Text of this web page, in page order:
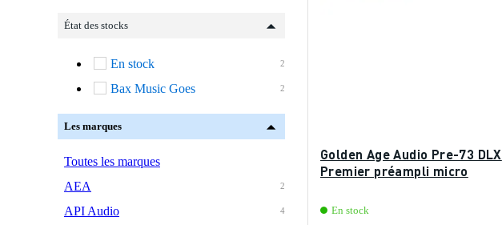
État des stocks
2
En stock
2
Bax Music Goes
Les marques
Toutes les marques
2
AEA
4
API Audio
Golden Age Audio Pre-73 DLX
Premier préampli micro
En stock